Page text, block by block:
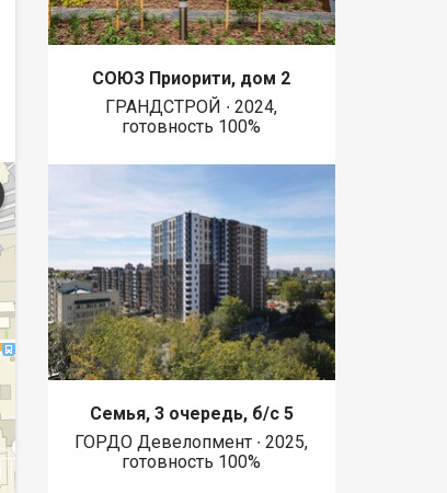
СОЮЗ Приорити, дом 2
ГРАНДСТРОЙ ∙ 2024,
готовность 100%
Семья, 3 очередь, б/с 5
ГОРДО Девелопмент ∙ 2025,
готовность 100%